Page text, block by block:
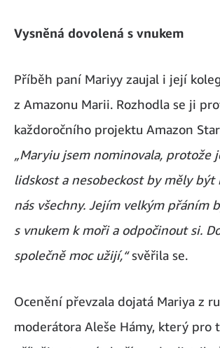
Vysněná dovolená s vnukem
Příběh paní Mariyy zaujal i její
z Amazonu Marii. Rozhodla se ji
každoročního projektu Amazon
„Maryiu jsem nominovala, protože
lidskost a nesobeckost by měly být
nás všechny. Jejím velkým přáním
s vnukem k moři a odpočinout si.
společně moc užijí,“svěřila se.
Ocenění převzala dojatá Mariya z
moderátora Aleše Hámy, který pro